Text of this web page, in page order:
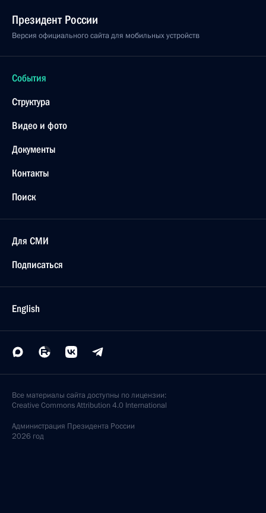
Президент России
Версия официального сайта для мобильных устройств
События
Структура
Видео и фото
Документы
Контакты
Поиск
Для СМИ
Подписаться
English
Все материалы сайта доступны по лицензии:
Creative Commons Attribution 4.0 International
Администрация Президента России
2026 год